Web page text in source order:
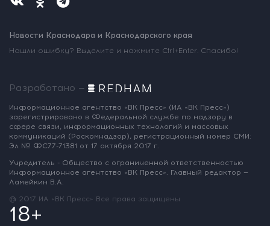
Новости Краснодара и Краснодарского края
Нашли ошибку? Выделите и нажмите Ctrl+Enter. Спасибо!
Разработано —
Информационное агентство «ВК Пресс» (ИА «ВК Пресс»)
зарегистрировано в Федеральной службе по надзору в
сфере связи, информационных технологий и массовых
коммуникаций (Роскомнадзор), регистрационный номер СМИ:
Эл № ФС77-71381 от 17 октября 2017 г.
Учредитель - Общество с ограниченной ответственностью
Информационное агентство «ВК Пресс». Главный редактор —
Ламейкин В.А.
@ 2017 ИА «ВК Пресс» Все права защищены
18+